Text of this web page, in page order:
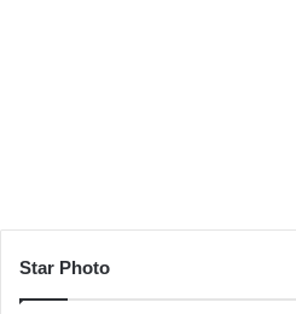
Star Photo